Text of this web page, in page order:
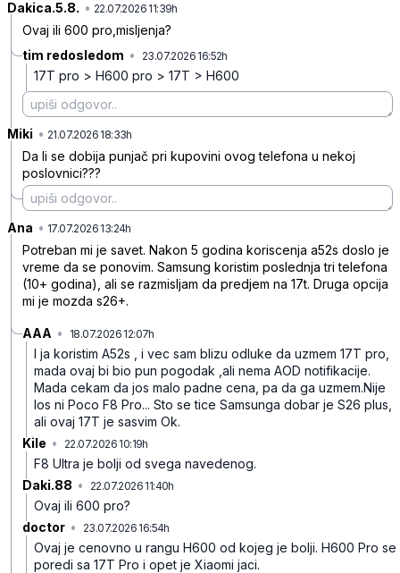
Dakica.5.8. • 22.07.2026 11:39h
Ovaj ili 600 pro,misljenja?
tim redosledom • 23.07.2026 16:52h
17T pro > H600 pro > 17T > H600
Miki • 21.07.2026 18:33h
Da li se dobija punjač pri kupovini ovog telefona u nekoj
poslovnici???
Ana • 17.07.2026 13:24h
Potreban mi je savet. Nakon 5 godina koriscenja a52s doslo je
vreme da se ponovim. Samsung koristim poslednja tri telefona
(10+ godina), ali se razmisljam da predjem na 17t. Druga opcija
mi je mozda s26+.
AAA • 18.07.2026 12:07h
I ja koristim A52s , i vec sam blizu odluke da uzmem 17T pro,
mada ovaj bi bio pun pogodak ,ali nema AOD notifikacije.
Mada cekam da jos malo padne cena, pa da ga uzmem.Nije
los ni Poco F8 Pro... Sto se tice Samsunga dobar je S26 plus,
ali ovaj 17T je sasvim Ok.
Kile • 22.07.2026 10:19h
F8 Ultra je bolji od svega navedenog.
Daki.88 • 22.07.2026 11:40h
Ovaj ili 600 pro?
doctor • 23.07.2026 16:54h
Ovaj je cenovno u rangu H600 od kojeg je bolji. H600 Pro se
poredi sa 17T Pro i opet je Xiaomi jaci.